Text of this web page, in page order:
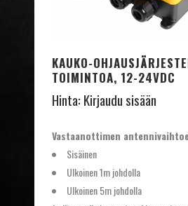
KAUKO-
TOIMINTOA, 12-24VDC
Hinta: Kirjaudu sisään
Vastaanottimen
Sisäinen
Ulkoinen 1m johdolla
Ulkoinen 5m johdolla